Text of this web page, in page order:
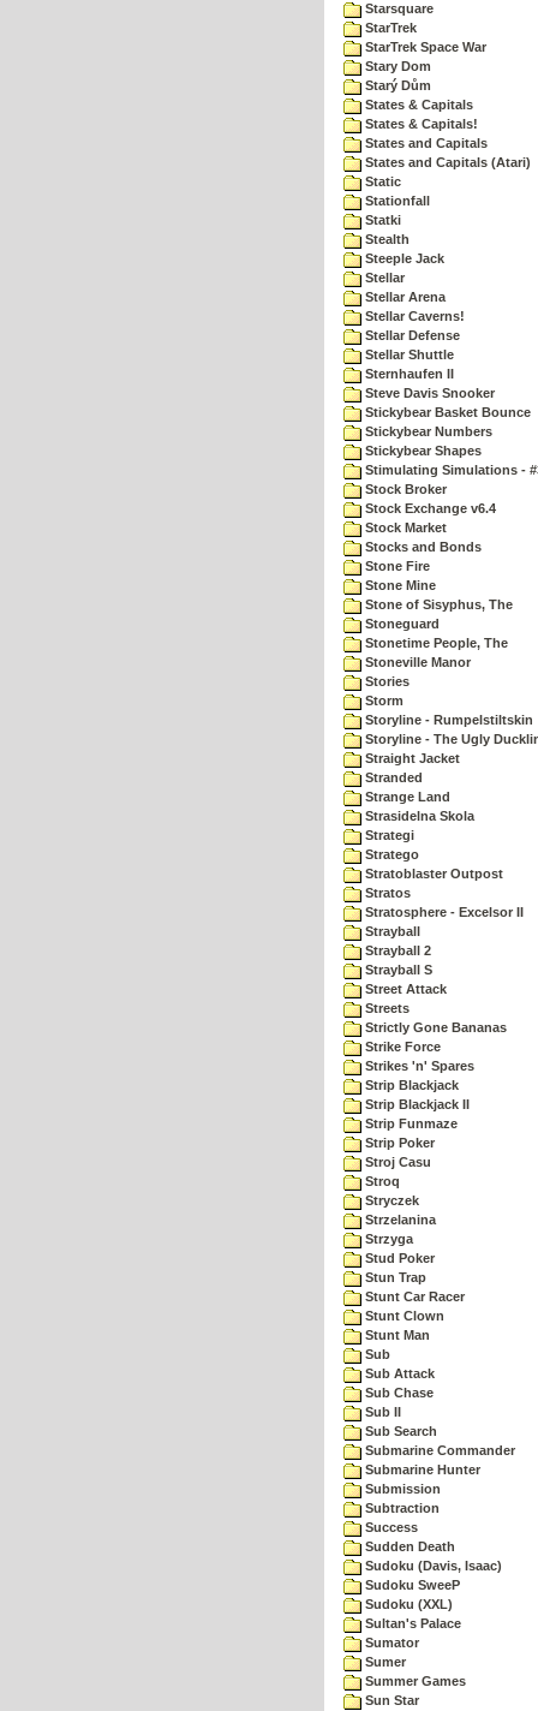
Starsquare
StarTrek
StarTrek Space War
Stary Dom
Starý Dům
States & Capitals
States & Capitals!
States and Capitals
States and Capitals (Atari)
Static
Stationfall
Statki
Stealth
Steeple Jack
Stellar
Stellar Arena
Stellar Caverns!
Stellar Defense
Stellar Shuttle
Sternhaufen II
Steve Davis Snooker
Stickybear Basket Bounce
Stickybear Numbers
Stickybear Shapes
Stimulating Simulations -
Stock Broker
Stock Exchange v6.4
Stock Market
Stocks and Bonds
Stone Fire
Stone Mine
Stone of Sisyphus, The
Stoneguard
Stonetime People, The
Stoneville Manor
Stories
Storm
Storyline - Rumpelstiltskin
Storyline - The Ugly
Straight Jacket
Stranded
Strange Land
Strasidelna Skola
Strategi
Stratego
Stratoblaster Outpost
Stratos
Stratosphere - Excelsor II
Strayball
Strayball 2
Strayball S
Street Attack
Streets
Strictly Gone Bananas
Strike Force
Strikes 'n' Spares
Strip Blackjack
Strip Blackjack II
Strip Funmaze
Strip Poker
Stroj Casu
Stroq
Stryczek
Strzelanina
Strzyga
Stud Poker
Stun Trap
Stunt Car Racer
Stunt Clown
Stunt Man
Sub
Sub Attack
Sub Chase
Sub II
Sub Search
Submarine Commander
Submarine Hunter
Submission
Subtraction
Success
Sudden Death
Sudoku (Davis, Isaac)
Sudoku SweeP
Sudoku (XXL)
Sultan's Palace
Sumator
Sumer
Summer Games
Sun Star